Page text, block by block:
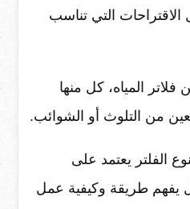
الاقتراحات التي تناسب
المياه، كل منها
من التلوث أو الشوائب.
الفلتر يعتمد على
يفهم طريقة وكيفية عمل